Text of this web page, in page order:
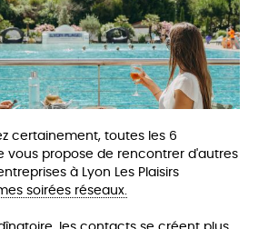
certainement, toutes les 6
vous propose de rencontrer d'autres
à Lyon Les Plaisirs
soirées réseaux.